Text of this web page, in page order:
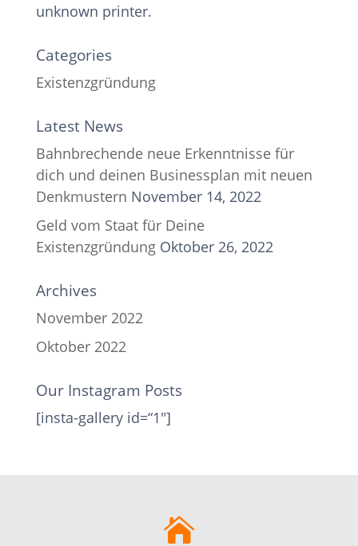
unknown printer.
Categories
Existenzgründung
Latest News
Bahnbrechende neue Erkenntnisse für
dich und deinen Businessplan mit neuen
Denkmustern November 14, 2022
Geld vom Staat für Deine
Existenzgründung Oktober 26, 2022
Archives
November 2022
Oktober 2022
Our Instagram Posts
[insta-gallery id=“1″]
